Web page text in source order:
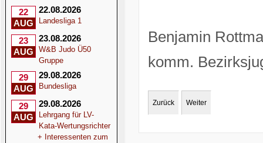
22
AUG
22.08.2026
Landesliga 1
23
AUG
23.08.2026
W&B Judo Ü50
Gruppe
29
AUG
29.08.2026
Bundesliga
29
AUG
29.08.2026
Lehrgang für LV-
Kata-Wertungsrichter
+ Interessenten zum
Benjamin
komm.
Zurück Weiter